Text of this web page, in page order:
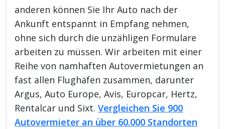
anderen können Sie Ihr Auto nach der
Ankunft entspannt in Empfang nehmen,
ohne sich durch die unzähligen Formulare
arbeiten zu müssen. Wir arbeiten mit einer
Reihe von namhaften Autovermietungen an
fast allen Flughäfen zusammen, darunter
Argus, Auto Europe, Avis, Europcar, Hertz,
Rentalcar und Sixt.Vergleichen Sie 900
Autovermieter an über 60.000 Standorten